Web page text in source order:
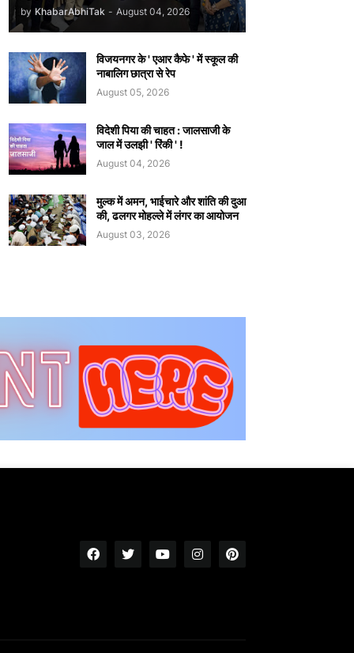
by KhabarAbhiTak - August 04, 2026
विजयनगर के ' एआर कैफे ' में स्कूल की
नाबालिग छात्रा से रेप
August 05, 2026
विदेशी पिया की चाहत : जालसाजी के
जाल में उलझी ' रिंकी ' !
August 04, 2026
मुल्क में अमन, भाईचारे और शांति की दुआ
की, ढलगर मोहल्ले में लंगर का आयोजन
August 03, 2026